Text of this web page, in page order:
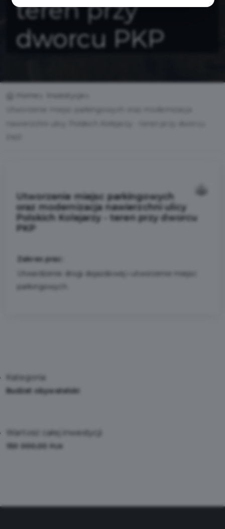
teren przy
dworcu PKP
Utworzenie miejsc parkingowych
oraz modernizacja nawierzchni ulicy
Polskich Kolejarzy - teren przy dworcu
PKP
Zakres prac:
Utwardzenie drogi dojazdowej i utworzenie miejsc
parkingowych.
Kategoria:
Budżet obywatelski
Wartość całej inwestycji:
150 000,00